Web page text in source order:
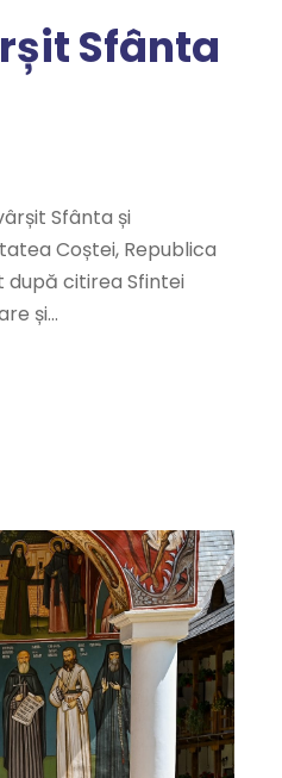
Sfânta
Sfânta și
Coștei, Republica
după citirea Sfintei
și...